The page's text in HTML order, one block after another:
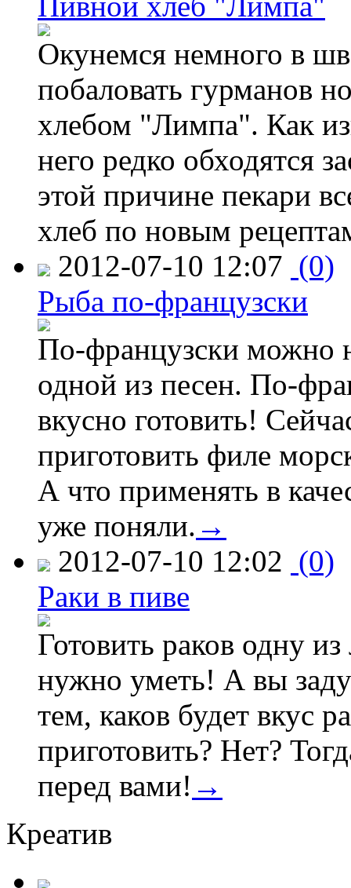
Окунемся немного в
побаловать гурманов
хлебом "Лимпа". Как
него редко обходятся
этой причине пекари
хлеб по новым
2012-07-10 12:07 (0)
Рыба по-французски
По-французски можно
одной из песен. По-
вкусно готовить!
приготовить филе
А что применять в
уже поняли. →
2012-07-10 12:02 (0)
Раки в пиве
Готовить раков одну
нужно уметь! А вы
тем, каков будет вкус
приготовить? Нет?
перед вами! →
Креатив